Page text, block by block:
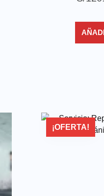
¡OFERTA!